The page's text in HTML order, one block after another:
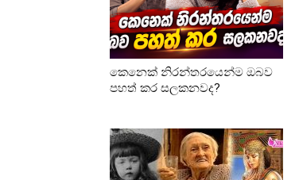
කෙනෙක් නිරන්තරයෙන්ම ඔබව
පහත් කර සලකනවද?